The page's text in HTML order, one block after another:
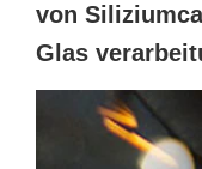
von
Glas